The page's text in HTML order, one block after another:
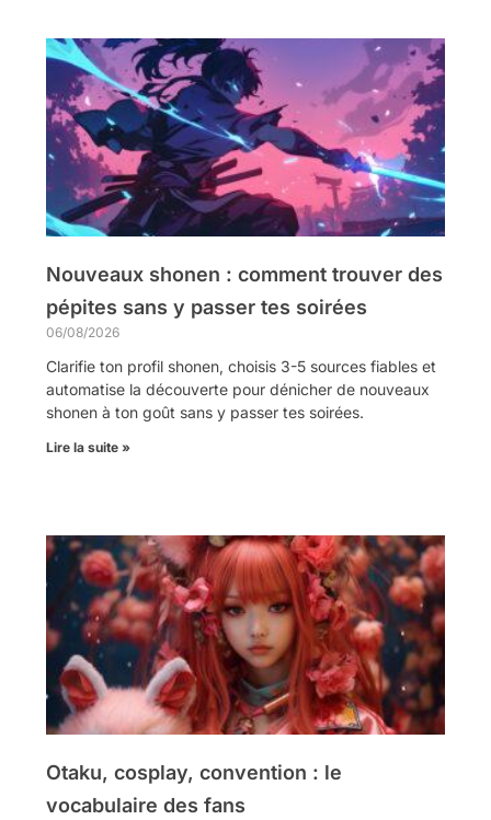
Nouveaux shonen : comment trouver des
pépites sans y passer tes soirées
06/08/2026
Clarifie ton profil shonen, choisis 3-5 sources fiables et
automatise la découverte pour dénicher de nouveaux
shonen à ton goût sans y passer tes soirées.
Lire la suite »
Otaku, cosplay, convention : le
vocabulaire des fans